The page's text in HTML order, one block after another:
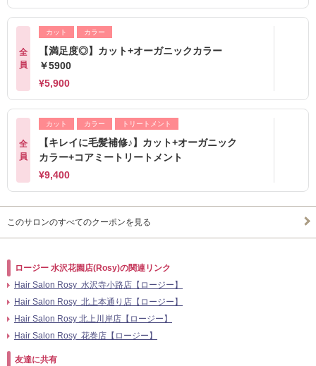
全
員
カット カラー
【満足度◎】カット+オーガニックカラー
￥5900
¥5,900
全
員
カット カラー トリートメント
【キレイに毛髪補修♪】カット+オーガニック
カラー+コアミートリートメント
¥9,400
このサロンのすべてのクーポンを見る
ロージー 水沢花園店(Rosy)の関連リンク
Hair Salon Rosy 水沢寺小路店【ロージー】
Hair Salon Rosy 北上本通り店【ロージー】
Hair Salon Rosy 北上川岸店【ロージー】
Hair Salon Rosy 花巻店【ロージー】
友達に共有